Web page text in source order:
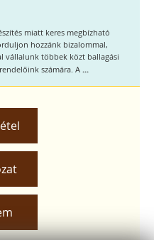
miatt keres megbízható
hozzánk bizalommal,
vállalunk többek közt ballagási
számára. A ...